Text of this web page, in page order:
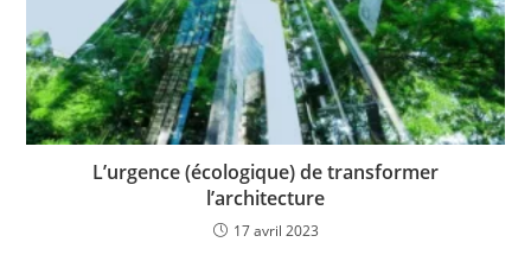
L’urgence (écologique) de transformer
l’architecture
17 avril 2023